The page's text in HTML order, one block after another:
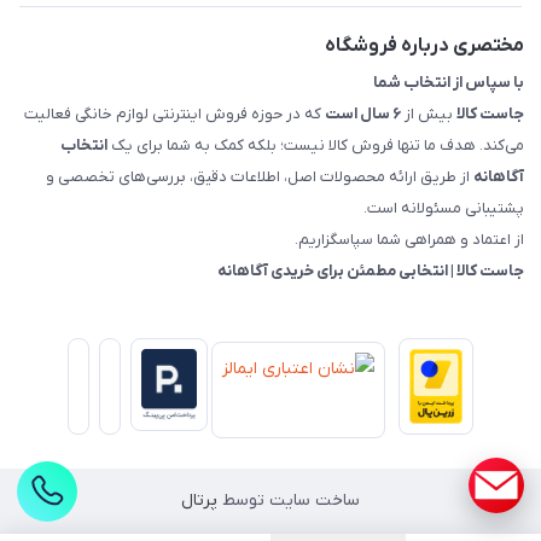
مختصری درباره فروشگاه
با سپاس از انتخاب شما
جاست کالا بیش از ۶ سال است
که در حوزه فروش اینترنتی لوازم خانگی فعالیت
می‌کند. هدف ما تنها فروش کالا نیست؛ بلکه کمک به شما برای یک انتخاب
آگاهانه از طریق ارائه محصولات اصل، اطلاعات دقیق، بررسی‌های تخصصی و
پشتیبانی مسئولانه است.
از اعتماد و همراهی شما سپاسگزاریم.
جاست کالا | انتخابی مطمئن برای خریدی آگاهانه
ساخت سایت توسط پرتال